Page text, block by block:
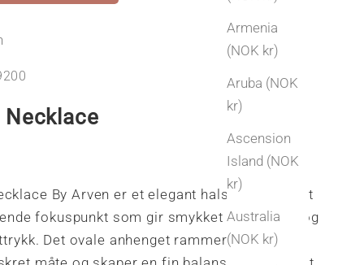
Armenia
(NOK kr)
Aruba (NOK
kr)
Ascension
Island (NOK
kr)
Australia
(NOK kr)
Necklace
By Arven er et elegant halskjede med et
fokuspunkt som gir smykket et raffinert og
Det ovale anhenget rammer inn detaljen